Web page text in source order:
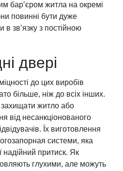
бар’єром житла на окремі
повинні бути дуже
в зв’язку з постійною
двері
до цих виробів
більше, ніж до всіх інших.
захищати житло або
від несанкціонованого
Їх виготовлення
системи, яка
надійний притиск. Як
глухими, але можуть